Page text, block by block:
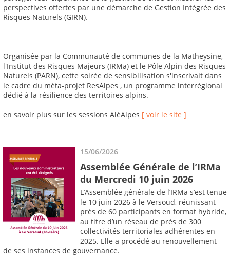
perspectives offertes par une démarche de Gestion Intégrée des
Risques Naturels (GIRN).
Organisée par la Communauté de communes de la Matheysine,
l'Institut des Risques Majeurs (IRMa) et le Pôle Alpin des Risques
Naturels (PARN), cette soirée de sensibilisation s'inscrivait dans
le cadre du méta-projet ResAlpes , un programme interrégional
dédié à la résilience des territoires alpins.
en savoir plus sur les sessions AléAlpes [ voir le site ]
15/06/2026
Assemblée Générale de l’IRMa
du Mercredi 10 juin 2026
L’Assemblée générale de l’IRMa s’est tenue
le 10 juin 2026 à le Versoud, réunissant
près de 60 participants en format hybride,
au titre d’un réseau de près de 300
collectivités territoriales adhérentes en
2025. Elle a procédé au renouvellement
de ses instances de gouvernance.